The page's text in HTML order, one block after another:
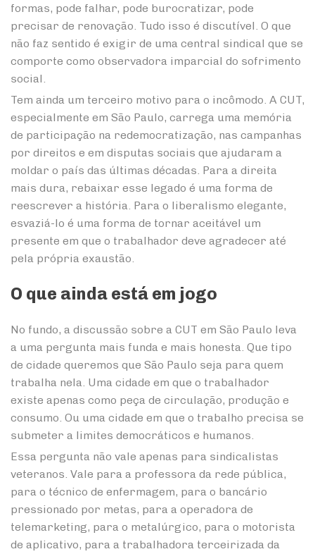
formas, pode falhar, pode burocratizar, pode
precisar de renovação. Tudo isso é discutível. O que
não faz sentido é exigir de uma central sindical que se
comporte como observadora imparcial do sofrimento
social.
Tem ainda um terceiro motivo para o incômodo. A CUT,
especialmente em São Paulo, carrega uma memória
de participação na redemocratização, nas campanhas
por direitos e em disputas sociais que ajudaram a
moldar o país das últimas décadas. Para a direita
mais dura, rebaixar esse legado é uma forma de
reescrever a história. Para o liberalismo elegante,
esvaziá-lo é uma forma de tornar aceitável um
presente em que o trabalhador deve agradecer até
pela própria exaustão.
O que ainda está em jogo
No fundo, a discussão sobre a CUT em São Paulo leva
a uma pergunta mais funda e mais honesta. Que tipo
de cidade queremos que São Paulo seja para quem
trabalha nela. Uma cidade em que o trabalhador
existe apenas como peça de circulação, produção e
consumo. Ou uma cidade em que o trabalho precisa se
submeter a limites democráticos e humanos.
Essa pergunta não vale apenas para sindicalistas
veteranos. Vale para a professora da rede pública,
para o técnico de enfermagem, para o bancário
pressionado por metas, para a operadora de
telemarketing, para o metalúrgico, para o motorista
de aplicativo, para a trabalhadora terceirizada da